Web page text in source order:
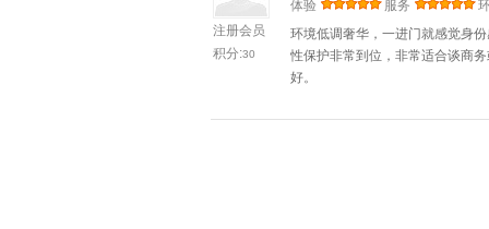
注册会员
积分:30
体验
服务
环境低调奢华，一进门就感觉身
性保护非常到位，非常适合谈商
好。